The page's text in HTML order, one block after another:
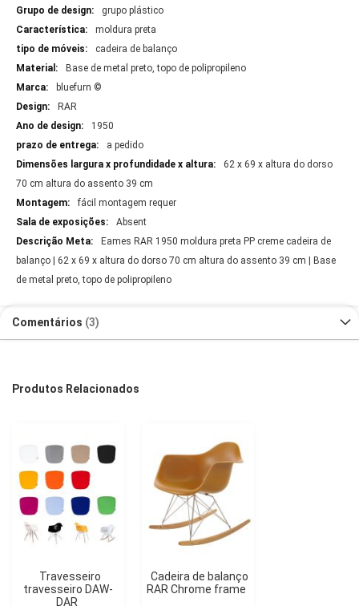
grupo plástico
moldura preta
cadeira de balanço
Base de metal preto, topo de polipropileno
bluefurn ©
RAR
1950
a pedido
62 x 69 x altura do dorso
70 cm altura do assento 39 cm
fácil montagem requer
Absent
Eames RAR 1950 moldura preta PP creme cadeira de
balanço | 62 x 69 x altura do dorso 70 cm altura do assento 39 cm | Base
de metal preto, topo de polipropileno
Comentários 3
Produtos Relacionados
Travesseiro
travesseiro DAW-
DAR
Cadeira de balanço
RAR Chrome frame